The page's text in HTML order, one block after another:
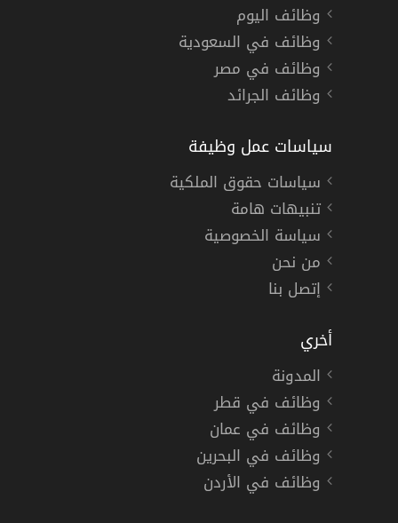
وظائف اليوم
وظائف في السعودية
وظائف في مصر
وظائف الجرائد
سياسات عمل وظيفة
سياسات حقوق الملكية
تنبيهات هامة
سياسة الخصوصية
من نحن
إتصل بنا
أخري
المدونة
وظائف في قطر
وظائف في عمان
وظائف في البحرين
وظائف في الأردن